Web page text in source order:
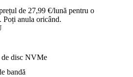
de 27,99 €/lună pentru o
Poți anula oricând.
de disc NVMe
bandă